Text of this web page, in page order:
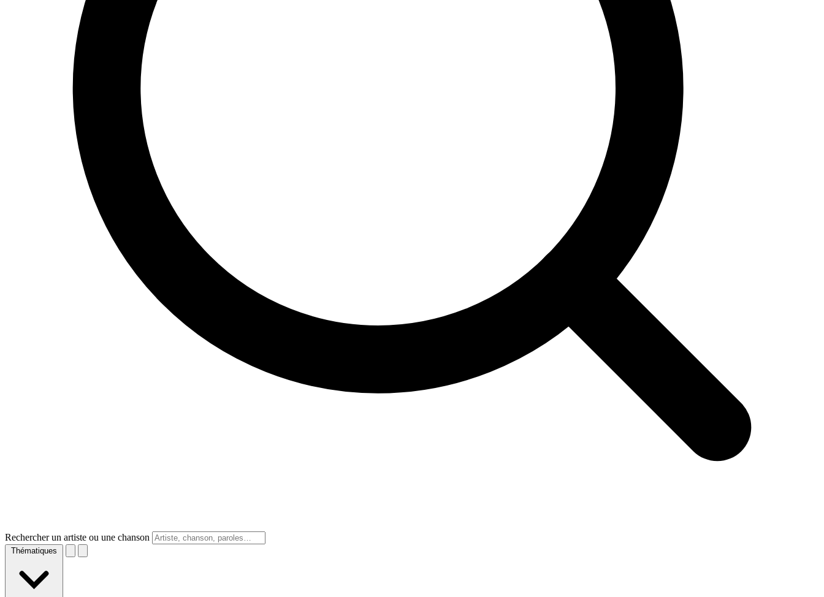
Rechercher un artiste ou une chanson
Thématiques